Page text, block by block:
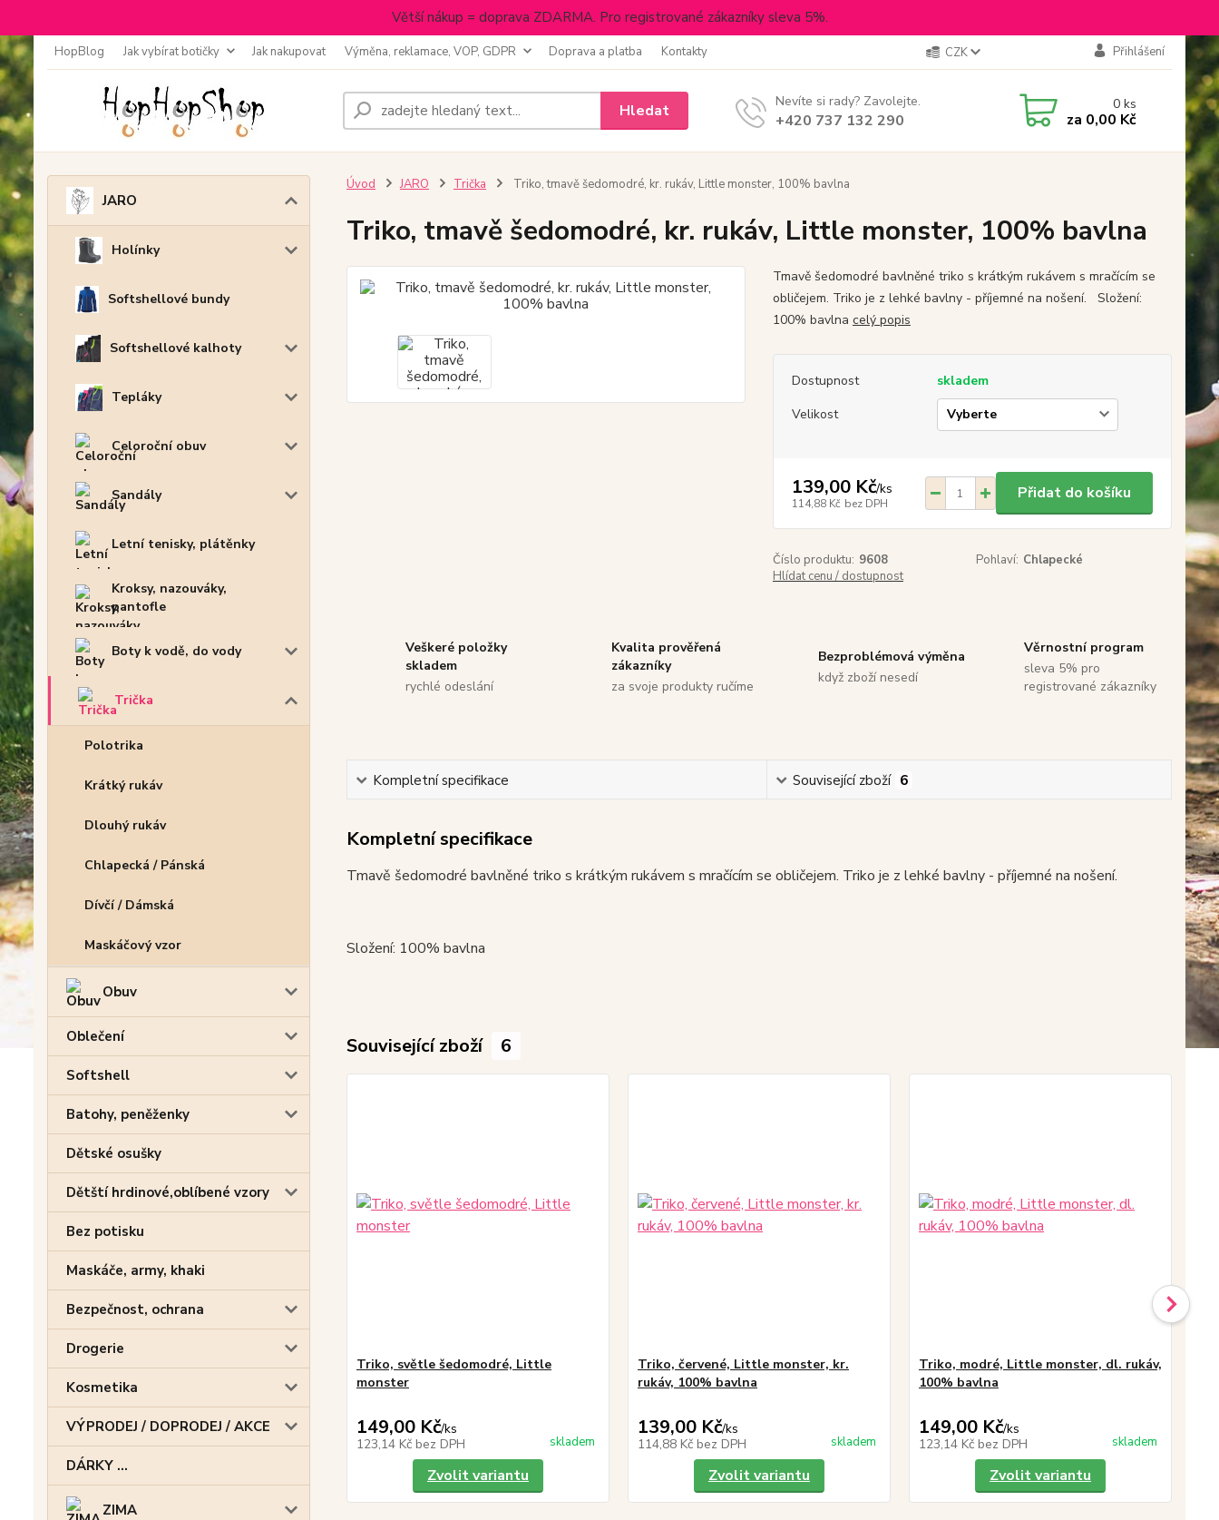
Větší nákup = doprava ZDARMA. Pro registrované zákazníky sleva 5%.
HopBlog Jak vybírat botičky Jak nakupovat Výměna, reklamace, VOP, GDPR Doprava a platba Kontakty CZK Přihlášení
Hledat Nevíte si rady? Zavolejte.
+420 737 132 290
0ks
za 0,00 Kč
JARO
Holínky
Softshellové bundy
Softshellové kalhoty
Tepláky
Celoroční obuv
Sandály
Letní tenisky, plátěnky
Kroksy, nazouváky,
pantofle
Boty k vodě, do vody
Trička
Polotrika
Krátký rukáv
Dlouhý rukáv
Chlapecká / Pánská
Dívčí / Dámská
Maskáčový vzor
Obuv
Oblečení
Softshell
Batohy, peněženky
Dětské osušky
Dětští hrdinové,oblíbené vzory
Bez potisku
Maskáče, army, khaki
Bezpečnost, ochrana
Drogerie
Kosmetika
VÝPRODEJ / DOPRODEJ / AKCE
DÁRKY ...
ZIMA
Úvod JARO Trička Triko, tmavě šedomodré, kr. rukáv, Little monster, 100% bavlna
Triko, tmavě šedomodré, kr. rukáv, Little monster, 100% bavlna
Tmavě šedomodré bavlněné triko s krátkým rukávem s mračícím se
obličejem. Triko je z lehké bavlny - příjemné na nošení. Složení:
100% bavlna celý popis
Dostupnost
skladem
Velikost
139,00 Kč/ks
114,88 Kč bez DPH
Přidat do košíku
Číslo produktu: 9608 Pohlaví: Chlapecké
Hlídat cenu / dostupnost
Veškeré položky
skladem
rychlé odeslání
Kvalita prověřená
zákazníky
za svoje produkty ručíme
Bezproblémová výměna
když zboží nesedí
Věrnostní program
sleva 5% pro
registrované zákazníky
Kompletní specifikace Související zboží 6
Kompletní specifikace
Tmavě šedomodré bavlněné triko s krátkým rukávem s mračícím se obličejem. Triko je z lehké bavlny - příjemné na nošení.
Složení: 100% bavlna
Související zboží 6
Triko, světle šedomodré, Little
monster
149,00 Kč/ks
123,14 Kč bez DPH skladem
Zvolit variantu
Triko, červené, Little monster, kr.
rukáv, 100% bavlna
139,00 Kč/ks
114,88 Kč bez DPH skladem
Zvolit variantu
Triko, modré, Little monster, dl. rukáv,
100% bavlna
149,00 Kč/ks
123,14 Kč bez DPH skladem
Zvolit variantu